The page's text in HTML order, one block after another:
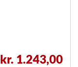
kr. 1.243,00